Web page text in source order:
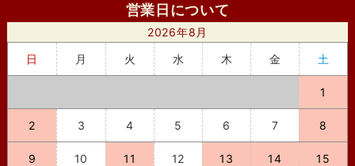
営業日について
2026年8月
日
月 火 水 木 金 土
1
2 3 4 5 6 7 8
9 10 11 12 13 14 15